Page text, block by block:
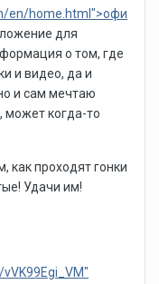
en/home.html">офи
для
о том, где
и видео, да и
и сам мечтаю
может когда-то
как проходят гонки
Удачи им!